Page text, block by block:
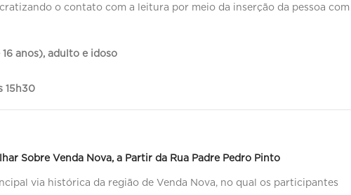
o contato com a leitura por meio da inserção da pessoa com
anos), adulto e idoso
15h30
Sobre Venda Nova, a Partir da Rua Padre Pedro Pinto
via histórica da região de Venda Nova, no qual os participantes